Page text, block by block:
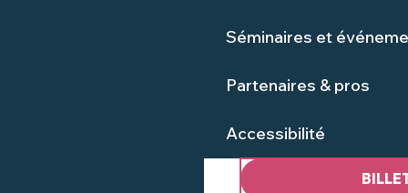
Séminaires et
Partenaires & pros
Accessibilité